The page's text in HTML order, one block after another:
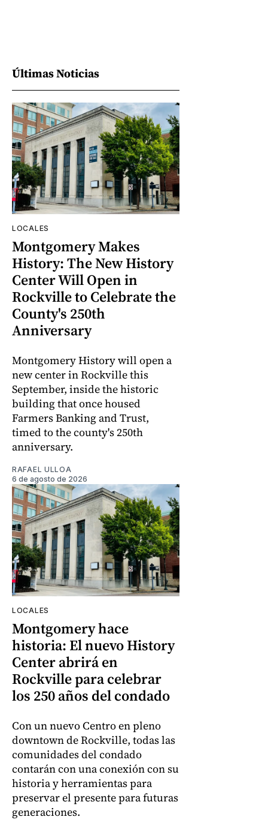
Últimas Noticias
LOCALES
Montgomery Makes
History: The New History
Center Will Open in
Rockville to Celebrate the
County's 250th
Anniversary
Montgomery History will open a
new center in Rockville this
September, inside the historic
building that once housed
Farmers Banking and Trust,
timed to the county's 250th
anniversary.
RAFAEL ULLOA
6 de agosto de 2026
LOCALES
Montgomery hace
historia: El nuevo History
Center abrirá en
Rockville para celebrar
los 250 años del condado
Con un nuevo Centro en pleno
downtown de Rockville, todas las
comunidades del condado
contarán con una conexión con su
historia y herramientas para
preservar el presente para futuras
generaciones.